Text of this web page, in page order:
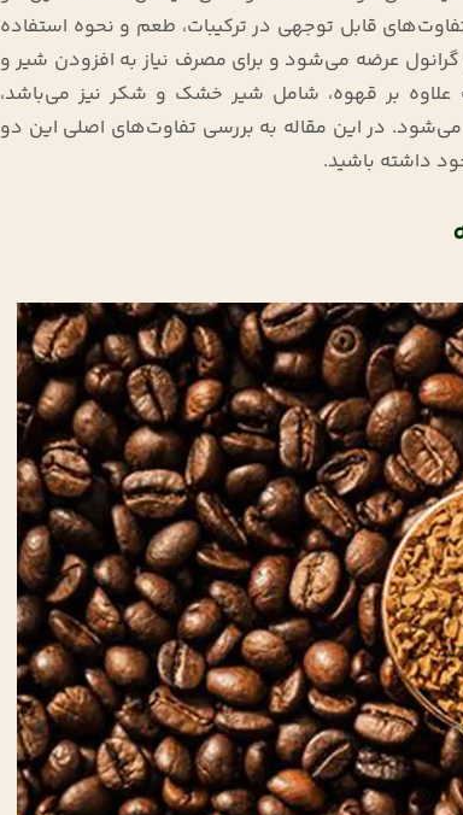
قابل توجهی در ترکیبات، طعم و نحوه استفاده
عرضه می‌شود و برای مصرف نیاز به افزودن شیر و
بر قهوه، شامل شیر خشک و شکر نیز می‌باشد،
در این مقاله به بررسی تفاوت‌های اصلی این دو
داشته باشید.